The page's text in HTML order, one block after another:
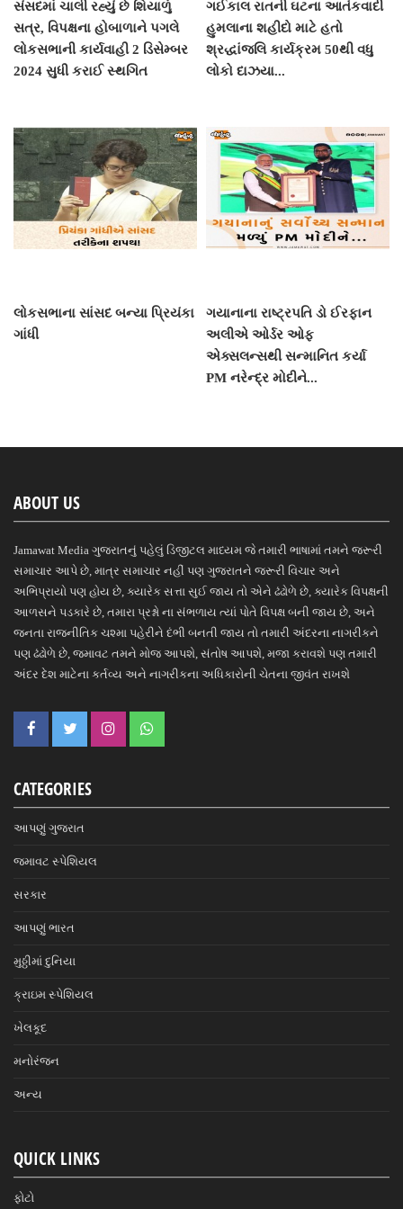
સંસદમાં ચાલી રહ્યું છે શિયાળું
સત્ર, વિપક્ષના હોબાળાને પગલે
લોકસભાની કાર્યવાહી 2 ડિસેમ્બર
2024 સુધી કરાઈ સ્થગિત
ગઈકાલ રાતની ઘટના આતંકવાદી
હુમલાના શહીદો માટે હતો
શ્રદ્ધાંજલિ કાર્યક્રમ 50થી વધુ
લોકો દાઝયા...
લોકસભાના સાંસદ બન્યા પ્રિયંકા
ગાંધી
ગયાનાના રાષ્ટ્રપતિ ડો ઈરફાન
અલીએ ઓર્ડર ઓફ
એક્સલન્સથી સન્માનિત કર્યા
PM નરેન્દ્ર મોદીને...
ABOUT US
Jamawat Media ગુજરાતનું પહેલું ડિજીટલ માધ્યમ જે તમારી ભાષામાં તમને જરૂરી
સમાચાર આપે છે, માત્ર સમાચાર નહીં પણ ગુજરાતને જરૂરી વિચાર અને
અભિપ્રાયો પણ હોય છે, ક્યારેક સત્તા સુઈ જાય તો એને ઢંઢોળે છે, ક્યારેક વિપક્ષની
આળસને પડકારે છે, તમારા પ્રશ્નો ના સંભળાય ત્યાં પોતે વિપક્ષ બની જાય છે, અને
જનતા રાજનીતિક ચશ્મા પહેરીને દંભી બનતી જાય તો તમારી અંદરના નાગરીકને
પણ ઢંઢોળે છે, જમાવટ તમને મોજ આપશે, સંતોષ આપશે, મજા કરાવશે પણ તમારી
અંદર દેશ માટેના કર્તવ્ય અને નાગરીકના અધિકારોની ચેતના જીવંત રાખશે
CATEGORIES
આપણું ગુજરાત
જમાવટ સ્પેશિયલ
સરકાર
આપણું ભારત
મુઠ્ઠીમાં દુનિયા
ક્રાઇમ સ્પેશિયલ
ખેલકૂદ
મનોરંજન
અન્ય
QUICK LINKS
ફોટો